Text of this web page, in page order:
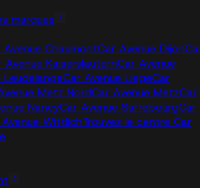
marques
Avenue ChaumontCar Avenue Dijon
Avenue KaiserslauternCar Avenue
LeudelangeCar Avenue LiegeCar
Metz NordCar Avenue MetzCar
NancyCar Avenue SarrebourgCar
WittlichTrouvez le centre Car